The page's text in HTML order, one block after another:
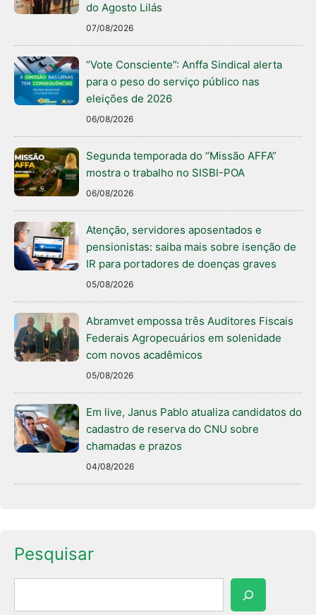
do Agosto Lilás
07/08/2026
“Vote Consciente”: Anffa Sindical alerta
para o peso do serviço público nas
eleições de 2026
06/08/2026
Segunda temporada do “Missão AFFA”
mostra o trabalho no SISBI-POA
06/08/2026
Atenção, servidores aposentados e
pensionistas: saiba mais sobre isenção de
IR para portadores de doenças graves
05/08/2026
Abramvet empossa três Auditores Fiscais
Federais Agropecuários em solenidade
com novos acadêmicos
05/08/2026
Em live, Janus Pablo atualiza candidatos do
cadastro de reserva do CNU sobre
chamadas e prazos
04/08/2026
Pesquisar